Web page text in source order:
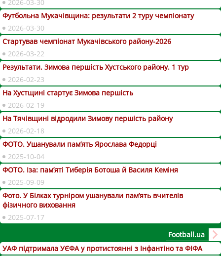
2026-03-30
Футбольна Мукачівщина: результати 2 туру чемпіонату
2026-03-30
Стартував чемпіонат Мукачівського району-2026
2026-03-22
Результати. Зимова першість Хустського району. 1 тур
2026-02-23
На Хустщині стартує Зимова першість
2026-02-19
На Тячівщині відродили Зимову першість району
2026-02-18
ФОТО. Ушанували пам’ять Ярослава Федорці
2025-10-04
ФОТО. Іза: пам’яті Тиберія Ботоша й Василя Кеміня
2025-09-09
Фото. У Білках турніром ушанували пам’ять вчителів
фізичного виховання
2025-07-17
Football.ua
УАФ підтримала УЄФА у протистоянні з Інфантіно та ФІФА